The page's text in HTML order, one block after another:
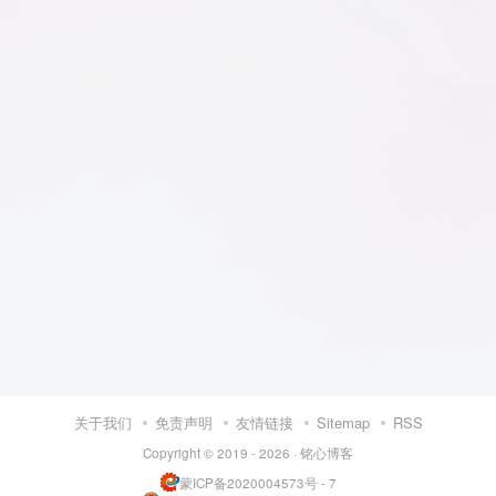
关于我们 免责声明 友情链接 Sitemap RSS
Copyright © 2019 - 2026 · 铭心博客
蒙ICP备2020004573号 - 7